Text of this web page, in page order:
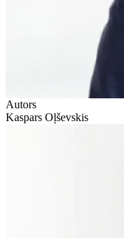
Autors
Kaspars Oļševskis